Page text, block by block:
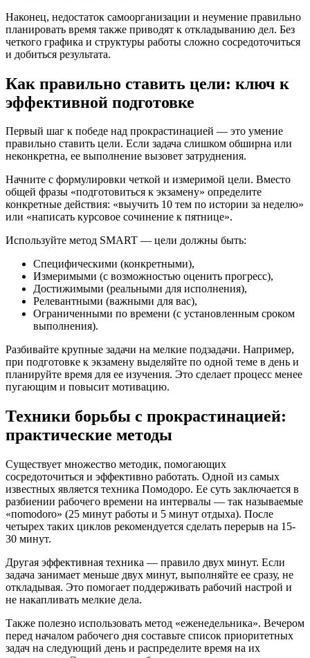
Наконец, недостаток самоорганизации и неумение правильно
планировать время также приводят к откладыванию дел. Без
четкого графика и структуры работы сложно сосредоточиться
и добиться результата.
Как правильно ставить цели: ключ к
эффективной подготовке
Первый шаг к победе над прокрастинацией — это умение
правильно ставить цели. Если задача слишком обширна или
неконкретна, ее выполнение вызовет затруднения.
Начните с формулировки четкой и измеримой цели. Вместо
общей фразы «подготовиться к экзамену» определите
конкретные действия: «выучить 10 тем по истории за неделю»
или «написать курсовое сочинение к пятнице».
Используйте метод SMART — цели должны быть:
Специфическими (конкретными),
Измеримыми (с возможностью оценить прогресс),
Достижимыми (реальными для исполнения),
Релевантными (важными для вас),
Ограниченными по времени (с установленным сроком
выполнения).
Разбивайте крупные задачи на мелкие подзадачи. Например,
при подготовке к экзамену выделяйте по одной теме в день и
планируйте время для ее изучения. Это сделает процесс менее
пугающим и повысит мотивацию.
Техники борьбы с прокрастинацией:
практические методы
Существует множество методик, помогающих
сосредоточиться и эффективно работать. Одной из самых
известных является техника Помодоро. Ее суть заключается в
разбиении рабочего времени на интервалы — так называемые
«пomodoro» (25 минут работы и 5 минут отдыха). После
четырех таких циклов рекомендуется сделать перерыв на 15-
30 минут.
Другая эффективная техника — правило двух минут. Если
задача занимает меньше двух минут, выполняйте ее сразу, не
откладывая. Это помогает поддерживать рабочий настрой и
не накапливать мелкие дела.
Также полезно использовать метод «еженедельника». Вечером
перед началом рабочего дня составьте список приоритетных
задач на следующий день и распределите время на их